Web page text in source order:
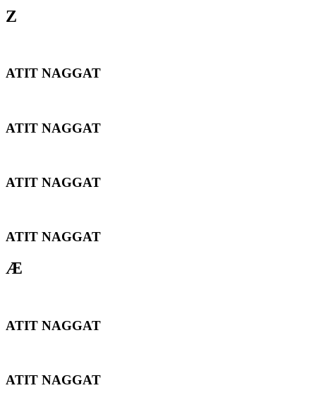
Z
ATIT NAGGAT
ATIT NAGGAT
ATIT NAGGAT
ATIT NAGGAT
Æ
ATIT NAGGAT
ATIT NAGGAT